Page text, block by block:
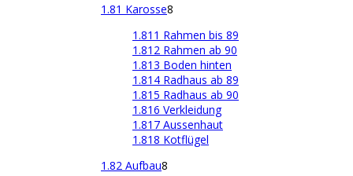
1.81 Karosse8
1.811 Rahmen bis 89
1.812 Rahmen ab 90
1.813 Boden hinten
1.814 Radhaus ab 89
1.815 Radhaus ab 90
1.816 Verkleidung
1.817 Aussenhaut
1.818 Kotflügel
1.82 Aufbau8